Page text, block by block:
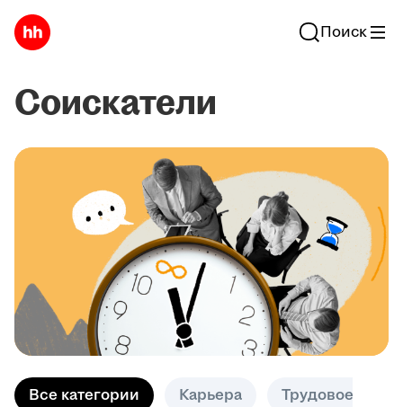
Поиск
Соискатели
Все категории Карьера Трудовое право